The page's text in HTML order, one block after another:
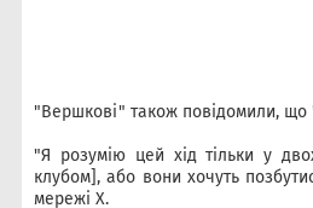
"Вершкові" також повідомили, що
"Я розумію цей хід тільки у
клубом], або вони хочуть
мережі X.